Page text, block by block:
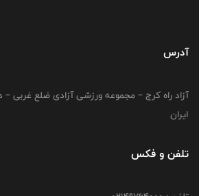
آدرس
آزاد راه کرج – مجموعه ورزشی آزادی ضلع غربی
ایران
تلفن و فکس